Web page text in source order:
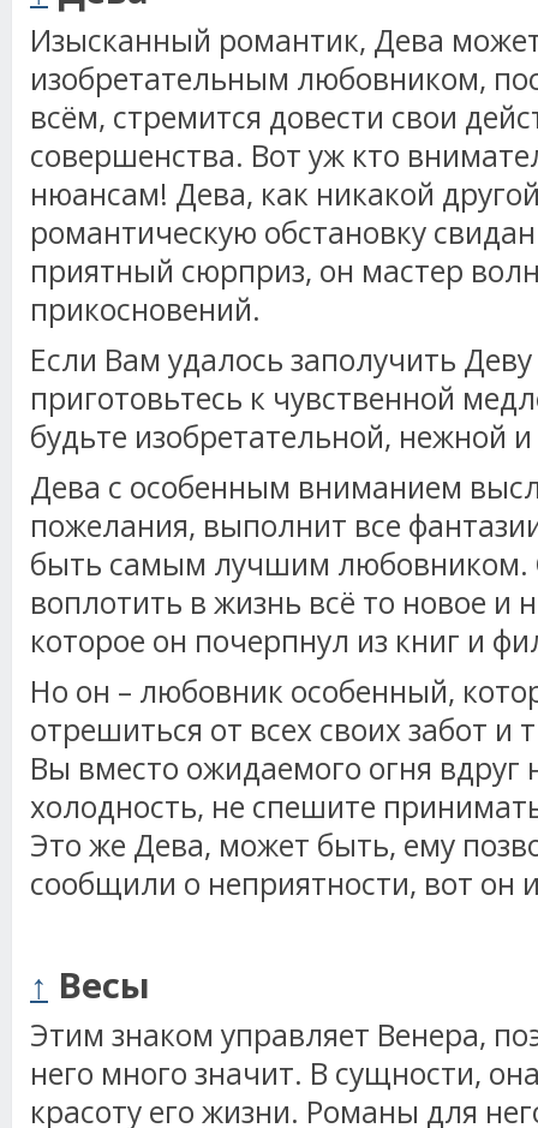
Изысканный романтик, Дева
изобретательным любовником,
всём, стремится довести свои
совершенства. Вот уж кто
нюансам! Дева, как никакой
романтическую обстановку
приятный сюрприз, он мастер
прикосновений.
Если Вам удалось заполучить
приготовьтесь к чувственной
будьте изобретательной, нежной
Дева с особенным вниманием
пожелания, выполнит все
быть самым лучшим любовником.
воплотить в жизнь всё то новое и
которое он почерпнул из книг и
Но он – любовник особенный,
отрешиться от всех своих забот и
Вы вместо ожидаемого огня вдруг
холодность, не спешите
Это же Дева, может быть, ему
сообщили о неприятности, вот он
↑ Весы
Этим знаком управляет Венера,
него много значит. В сущности,
красоту его жизни. Романы для